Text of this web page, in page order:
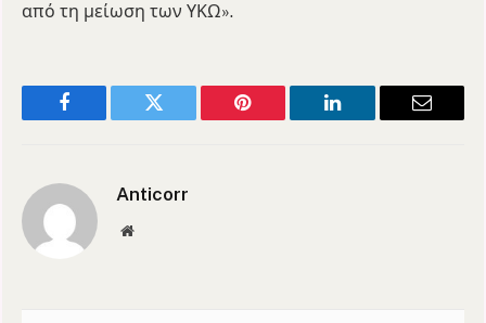
από τη μείωση των ΥΚΩ».
Facebook Twitter Pinterest LinkedIn Email
Anticorr
Website